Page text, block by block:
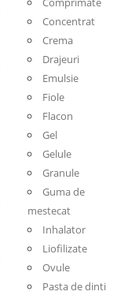
Concentrat
Crema
Drajeuri
Emulsie
Fiole
Flacon
Gel
Gelule
Granule
Guma de
mestecat
Inhalator
Liofilizate
Ovule
Pasta de dinti